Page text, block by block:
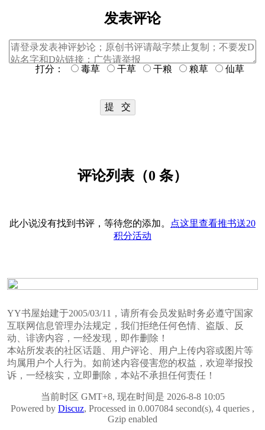
发表评论
打分： 毒草 干草 干粮 粮草 仙草
评论列表（0 条）
此小说没有找到书评，等待您的添加。
点这里查看推书送20
积分活动
YY书屋始建于2005/03/11，请所有会员发贴时务必遵守国家
互联网信息管理办法规定，我们拒绝任何色情、盗版、反
动、诽谤内容，一经发现，即作删除！
本站所发表的社区话题、用户评论、用户上传内容或图片等
均属用户个人行为。如前述内容侵害您的权益，欢迎举报投
诉，一经核实，立即删除，本站不承担任何责任！
当前时区 GMT+8, 现在时间是 2026-8-8 10:05
Powered by Discuz, Processed in 0.007084 second(s), 4 queries ,
Gzip enabled